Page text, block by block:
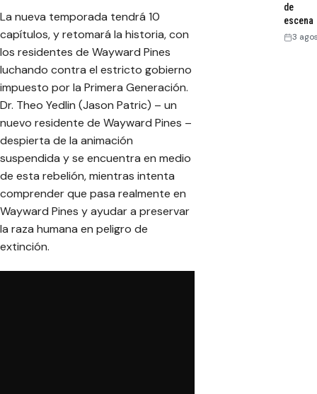
La nueva temporada tendrá 10
capítulos, y retomará la historia, con
los residentes de Wayward Pines
luchando contra el estricto gobierno
impuesto por la Primera Generación.
Dr. Theo Yedlin (Jason Patric) – un
nuevo residente de Wayward Pines –
despierta de la animación
suspendida y se encuentra en medio
de esta rebelión, mientras intenta
comprender que pasa realmente en
Wayward Pines y ayudar a preservar
la raza humana en peligro de
extinción.
de
escena
3